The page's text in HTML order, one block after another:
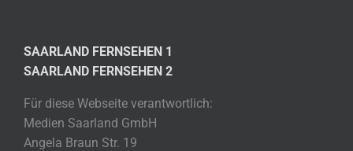
SAARLAND FERNSEHEN 1
SAARLAND FERNSEHEN 2
Für diese Webseite verantwortlich:
Medien Saarland GmbH
Angela Braun Str. 19